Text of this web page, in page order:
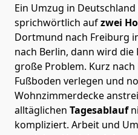
Ein Umzug in
sprichwörtlich aufzwei
Dortmund nach Freiburg
nach Berlin, dann wird
große Problem. Kurz nach
Fußboden verlegen und
Wohnzimmerdecke
alltäglichen Tagesablauf
kompliziert. Arbeit und